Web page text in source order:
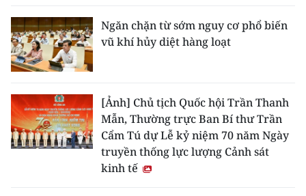
Ngăn chặn từ sớm nguy cơ phổ biến
vũ khí hủy diệt hàng loạt
[Ảnh] Chủ tịch Quốc hội Trần Thanh
Mẫn, Thường trực Ban Bí thư Trần
Cẩm Tú dự Lễ kỷ niệm 70 năm Ngày
truyền thống lực lượng Cảnh sát
kinh tế